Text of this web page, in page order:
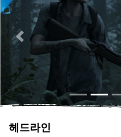
Previous
헤드라인